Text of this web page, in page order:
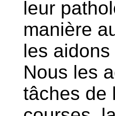
leur
manière
les
Nous les
tâches de